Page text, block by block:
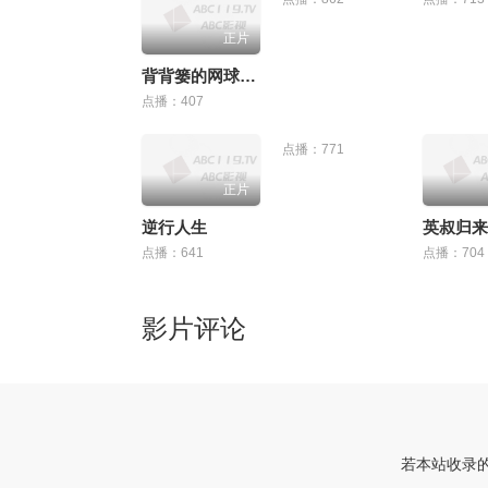
正片
背背篓的网球少年
点播：407
正片
逆行人生
点播：641
点播：771
英叔归
点播：704
影片评论
若本站收录